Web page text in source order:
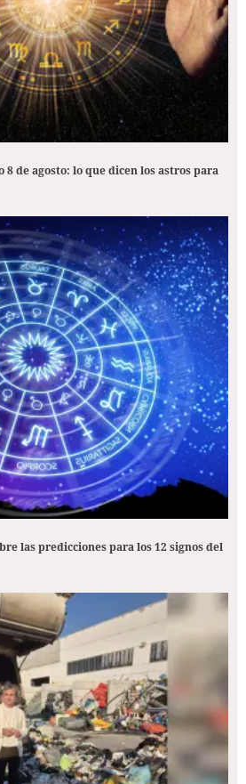
8 de agosto: lo que dicen los astros para
las predicciones para los 12 signos del